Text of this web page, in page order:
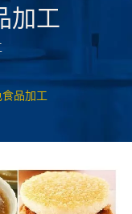
加工
品加工